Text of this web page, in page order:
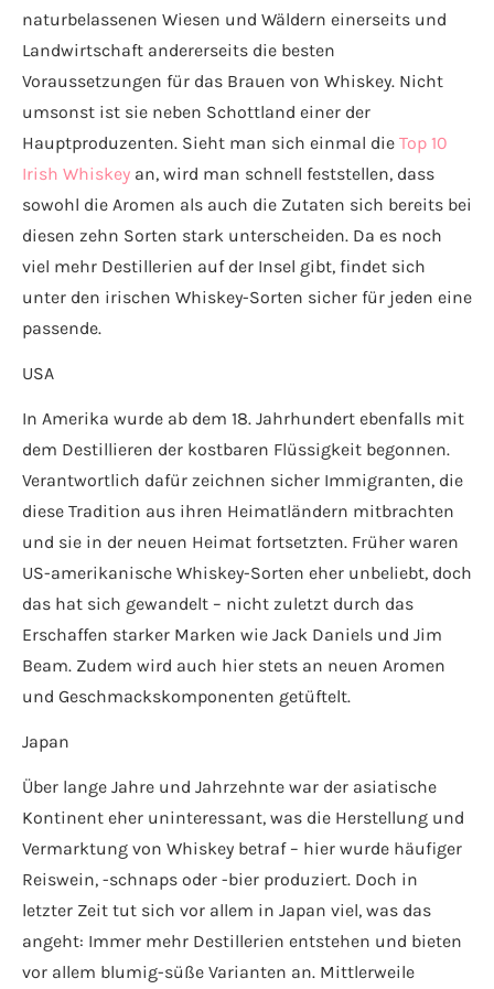
naturbelassenen Wiesen und Wäldern einerseits und
Landwirtschaft andererseits die besten
Voraussetzungen für das Brauen von Whiskey. Nicht
umsonst ist sie neben Schottland einer der
Hauptproduzenten. Sieht man sich einmal die Top 10
Irish Whiskey an, wird man schnell feststellen, dass
sowohl die Aromen als auch die Zutaten sich bereits bei
diesen zehn Sorten stark unterscheiden. Da es noch
viel mehr Destillerien auf der Insel gibt, findet sich
unter den irischen Whiskey-Sorten sicher für jeden eine
passende.
USA
In Amerika wurde ab dem 18. Jahrhundert ebenfalls mit
dem Destillieren der kostbaren Flüssigkeit begonnen.
Verantwortlich dafür zeichnen sicher Immigranten, die
diese Tradition aus ihren Heimatländern mitbrachten
und sie in der neuen Heimat fortsetzten. Früher waren
US-amerikanische Whiskey-Sorten eher unbeliebt, doch
das hat sich gewandelt – nicht zuletzt durch das
Erschaffen starker Marken wie Jack Daniels und Jim
Beam. Zudem wird auch hier stets an neuen Aromen
und Geschmackskomponenten getüftelt.
Japan
Über lange Jahre und Jahrzehnte war der asiatische
Kontinent eher uninteressant, was die Herstellung und
Vermarktung von Whiskey betraf – hier wurde häufiger
Reiswein, -schnaps oder -bier produziert. Doch in
letzter Zeit tut sich vor allem in Japan viel, was das
angeht: Immer mehr Destillerien entstehen und bieten
vor allem blumig-süße Varianten an. Mittlerweile